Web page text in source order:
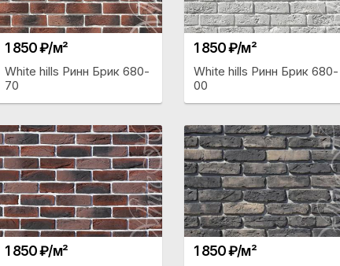
1 850 ₽/м²
White hills Ринн Брик 680-
70
1 850 ₽/м²
White hills Ринн Брик 680-
00
1 850 ₽/м² 1 850 ₽/м²